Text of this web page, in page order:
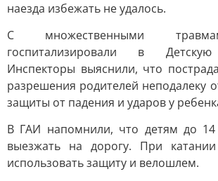
наезда избежать не удалось.
С множественными
госпитализировали в Детскую
Инспекторы выяснили, что
разрешения родителей неподалеку
защиты от падения и ударов у
В ГАИ напомнили, что детям до
выезжать на дорогу. При катании
использовать защиту и велошлем.